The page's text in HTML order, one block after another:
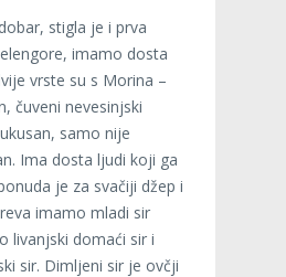
stigla je i prva
imamo dosta
vrste su s Morina –
čuveni nevesinjski
samo nije
Ima dosta ljudi koji ga
je za svačiji džep i
imamo mladi sir
livanjski domaći sir i
sir. Dimljeni sir je ovčji